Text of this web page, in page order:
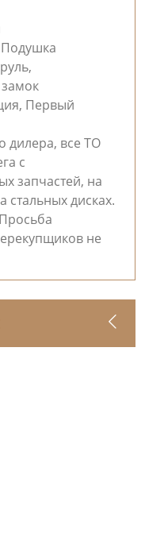
Подушка
Первый
дилера, все ТО
с
запчастей, на
стальных дисках.
не